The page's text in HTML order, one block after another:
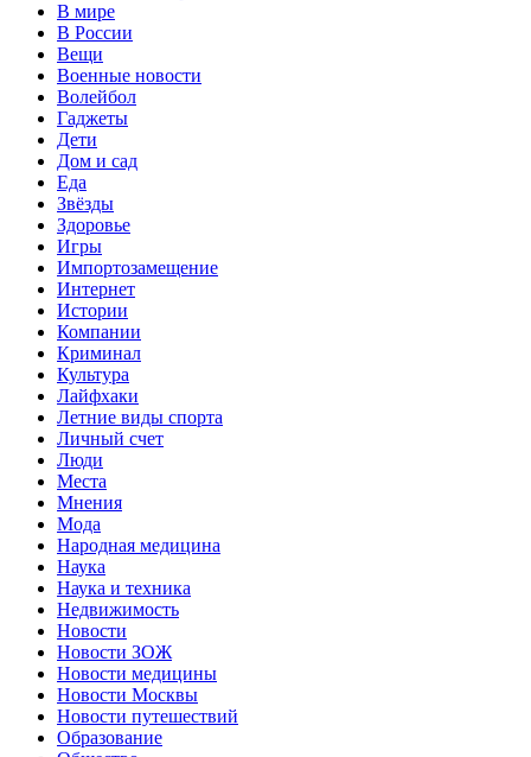
В мире
В России
Вещи
Военные новости
Волейбол
Гаджеты
Дети
Дом и сад
Еда
Звёзды
Здоровье
Игры
Импортозамещение
Интернет
Истории
Компании
Криминал
Культура
Лайфхаки
Летние виды спорта
Личный счет
Люди
Места
Мнения
Мода
Народная медицина
Наука
Наука и техника
Недвижимость
Новости
Новости ЗОЖ
Новости медицины
Новости Москвы
Новости путешествий
Образование